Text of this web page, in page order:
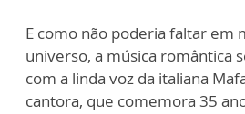
E como não poderia faltar em
universo, a música romântica
com a linda voz da italiana
cantora, que comemora 35